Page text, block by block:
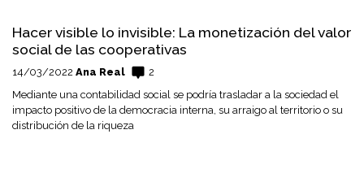
Hacer visible lo invisible: La monetización del valor
social de las cooperativas
14/03/2022 Ana Real
2
Mediante una contabilidad social se podría trasladar a la sociedad el
impacto positivo de la democracia interna, su arraigo al territorio o su
distribución de la riqueza